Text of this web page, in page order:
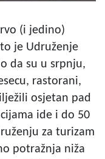
(i jedino)
je Udruženje
da su u srpnju,
rastorani,
osjetan pad
ide i do 50
za turizam
potražnja niža